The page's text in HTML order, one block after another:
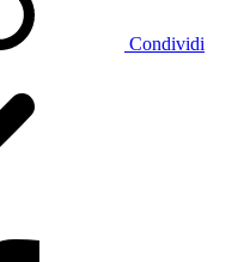
Condividi